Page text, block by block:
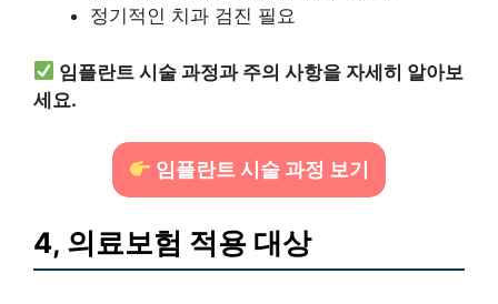
정기적인 치과 검진 필요
임플란트 시술 과정과 주의 사항을 자세히 알아보
세요.
임플란트 시술 과정 보기
4, 의료보험 적용 대상